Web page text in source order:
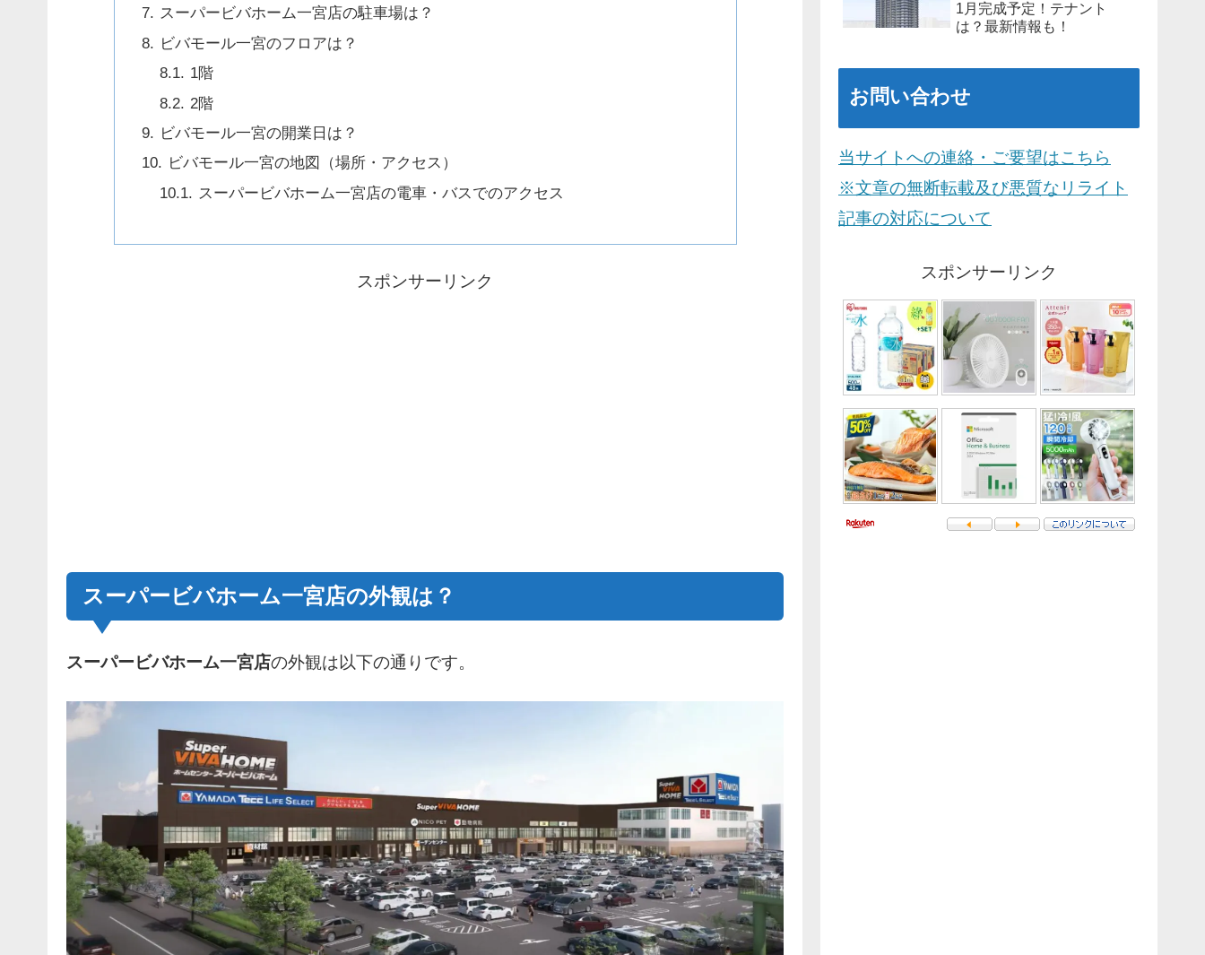
スーパービバホーム一宮店の駐車場は？
ビバモール一宮のフロアは？
1階
2階
ビバモール一宮の開業日は？
ビバモール一宮の地図（場所・アクセス）
スーパービバホーム一宮店の電車・バスでのアクセス
スポンサーリンク
スーパービバホーム一宮店の外観は？
スーパービバホーム一宮店の外観は以下の通りです。
1月完成予定！テナント
は？最新情報も！
お問い合わせ
当サイトへの連絡・ご要望はこちら
※文章の無断転載及び悪質なリライト
記事の対応について
スポンサーリンク